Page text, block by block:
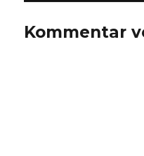
Kommentar